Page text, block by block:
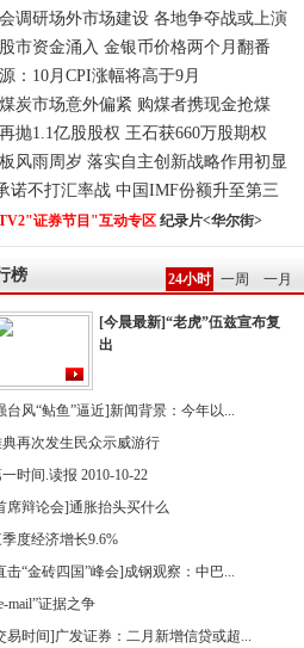
调研场外市场建设 各地争夺战或上演
市资金涌入 金银币价格两个月翻番
：10月CPI涨幅将高于9月
炭市场意外偏紧 购煤者携现金抢煤
抛1.1亿股股权 王石获660万股期权
风雨周岁 落实自主创新战略作用初显
诺不打汇率战 中国IMF份额升至第三
证券节目"互动专区 纪录片<华尔街>
榜 24小时 一周 一月
[今晨最新]“老虎”伍兹宣布复
出
台风“鲇鱼”逼近]新闻背景：今年以...
再次发生民众示威游行
时间.读报 2010-10-22
席辩论会]通胀抬头买什么
度经济增长9.6%
击“金砖四国”峰会]成钢观察：中巴...
mail”证据之争
易时间]广发证券：二月新增信贷或超...